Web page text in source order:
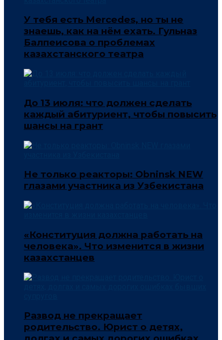
У тебя есть Mercedes, но ты не
знаешь, как на нём ехать. Гульназ
Балпеисова о проблемах
казахстанского театра
До 13 июля: что должен сделать
каждый абитуриент, чтобы повысить
шансы на грант
Не только реакторы: Obninsk NEW
глазами участника из Узбекистана
«Конституция должна работать на
человека». Что изменится в жизни
казахстанцев
Развод не прекращает
родительство. Юрист о детях,